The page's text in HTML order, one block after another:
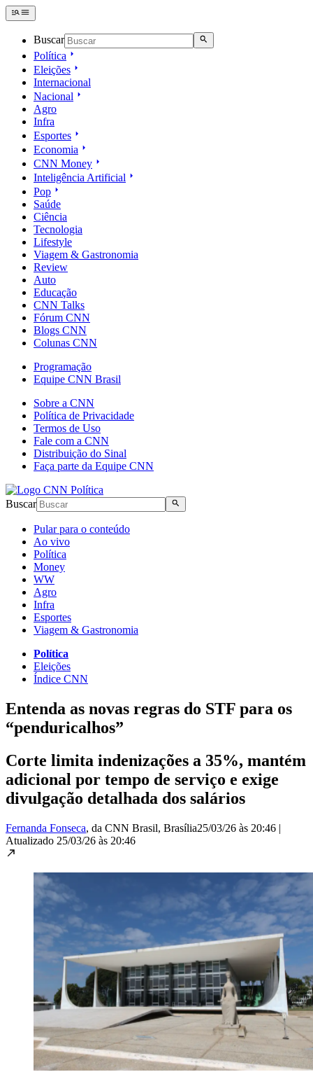
Buscar
Política
Eleições
Internacional
Nacional
Agro
Infra
Esportes
Economia
CNN Money
Inteligência Artificial
Pop
Saúde
Ciência
Tecnologia
Lifestyle
Viagem & Gastronomia
Review
Auto
Educação
CNN Talks
Fórum CNN
Blogs CNN
Colunas CNN
Programação
Equipe CNN Brasil
Sobre a CNN
Política de Privacidade
Termos de Uso
Fale com a CNN
Distribuição do Sinal
Faça parte da Equipe CNN
Buscar
Pular para o conteúdo
Ao vivo
Política
Money
WW
Agro
Infra
Esportes
Viagem & Gastronomia
Política
Eleições
Índice CNN
Entenda as novas regras do STF para os
“penduricalhos”
Corte limita indenizações a 35%, mantém
adicional por tempo de serviço e exige
divulgação detalhada dos salários
Fernanda Fonseca, da CNN Brasil, Brasília25/03/26 às 20:46 |
Atualizado 25/03/26 às 20:46